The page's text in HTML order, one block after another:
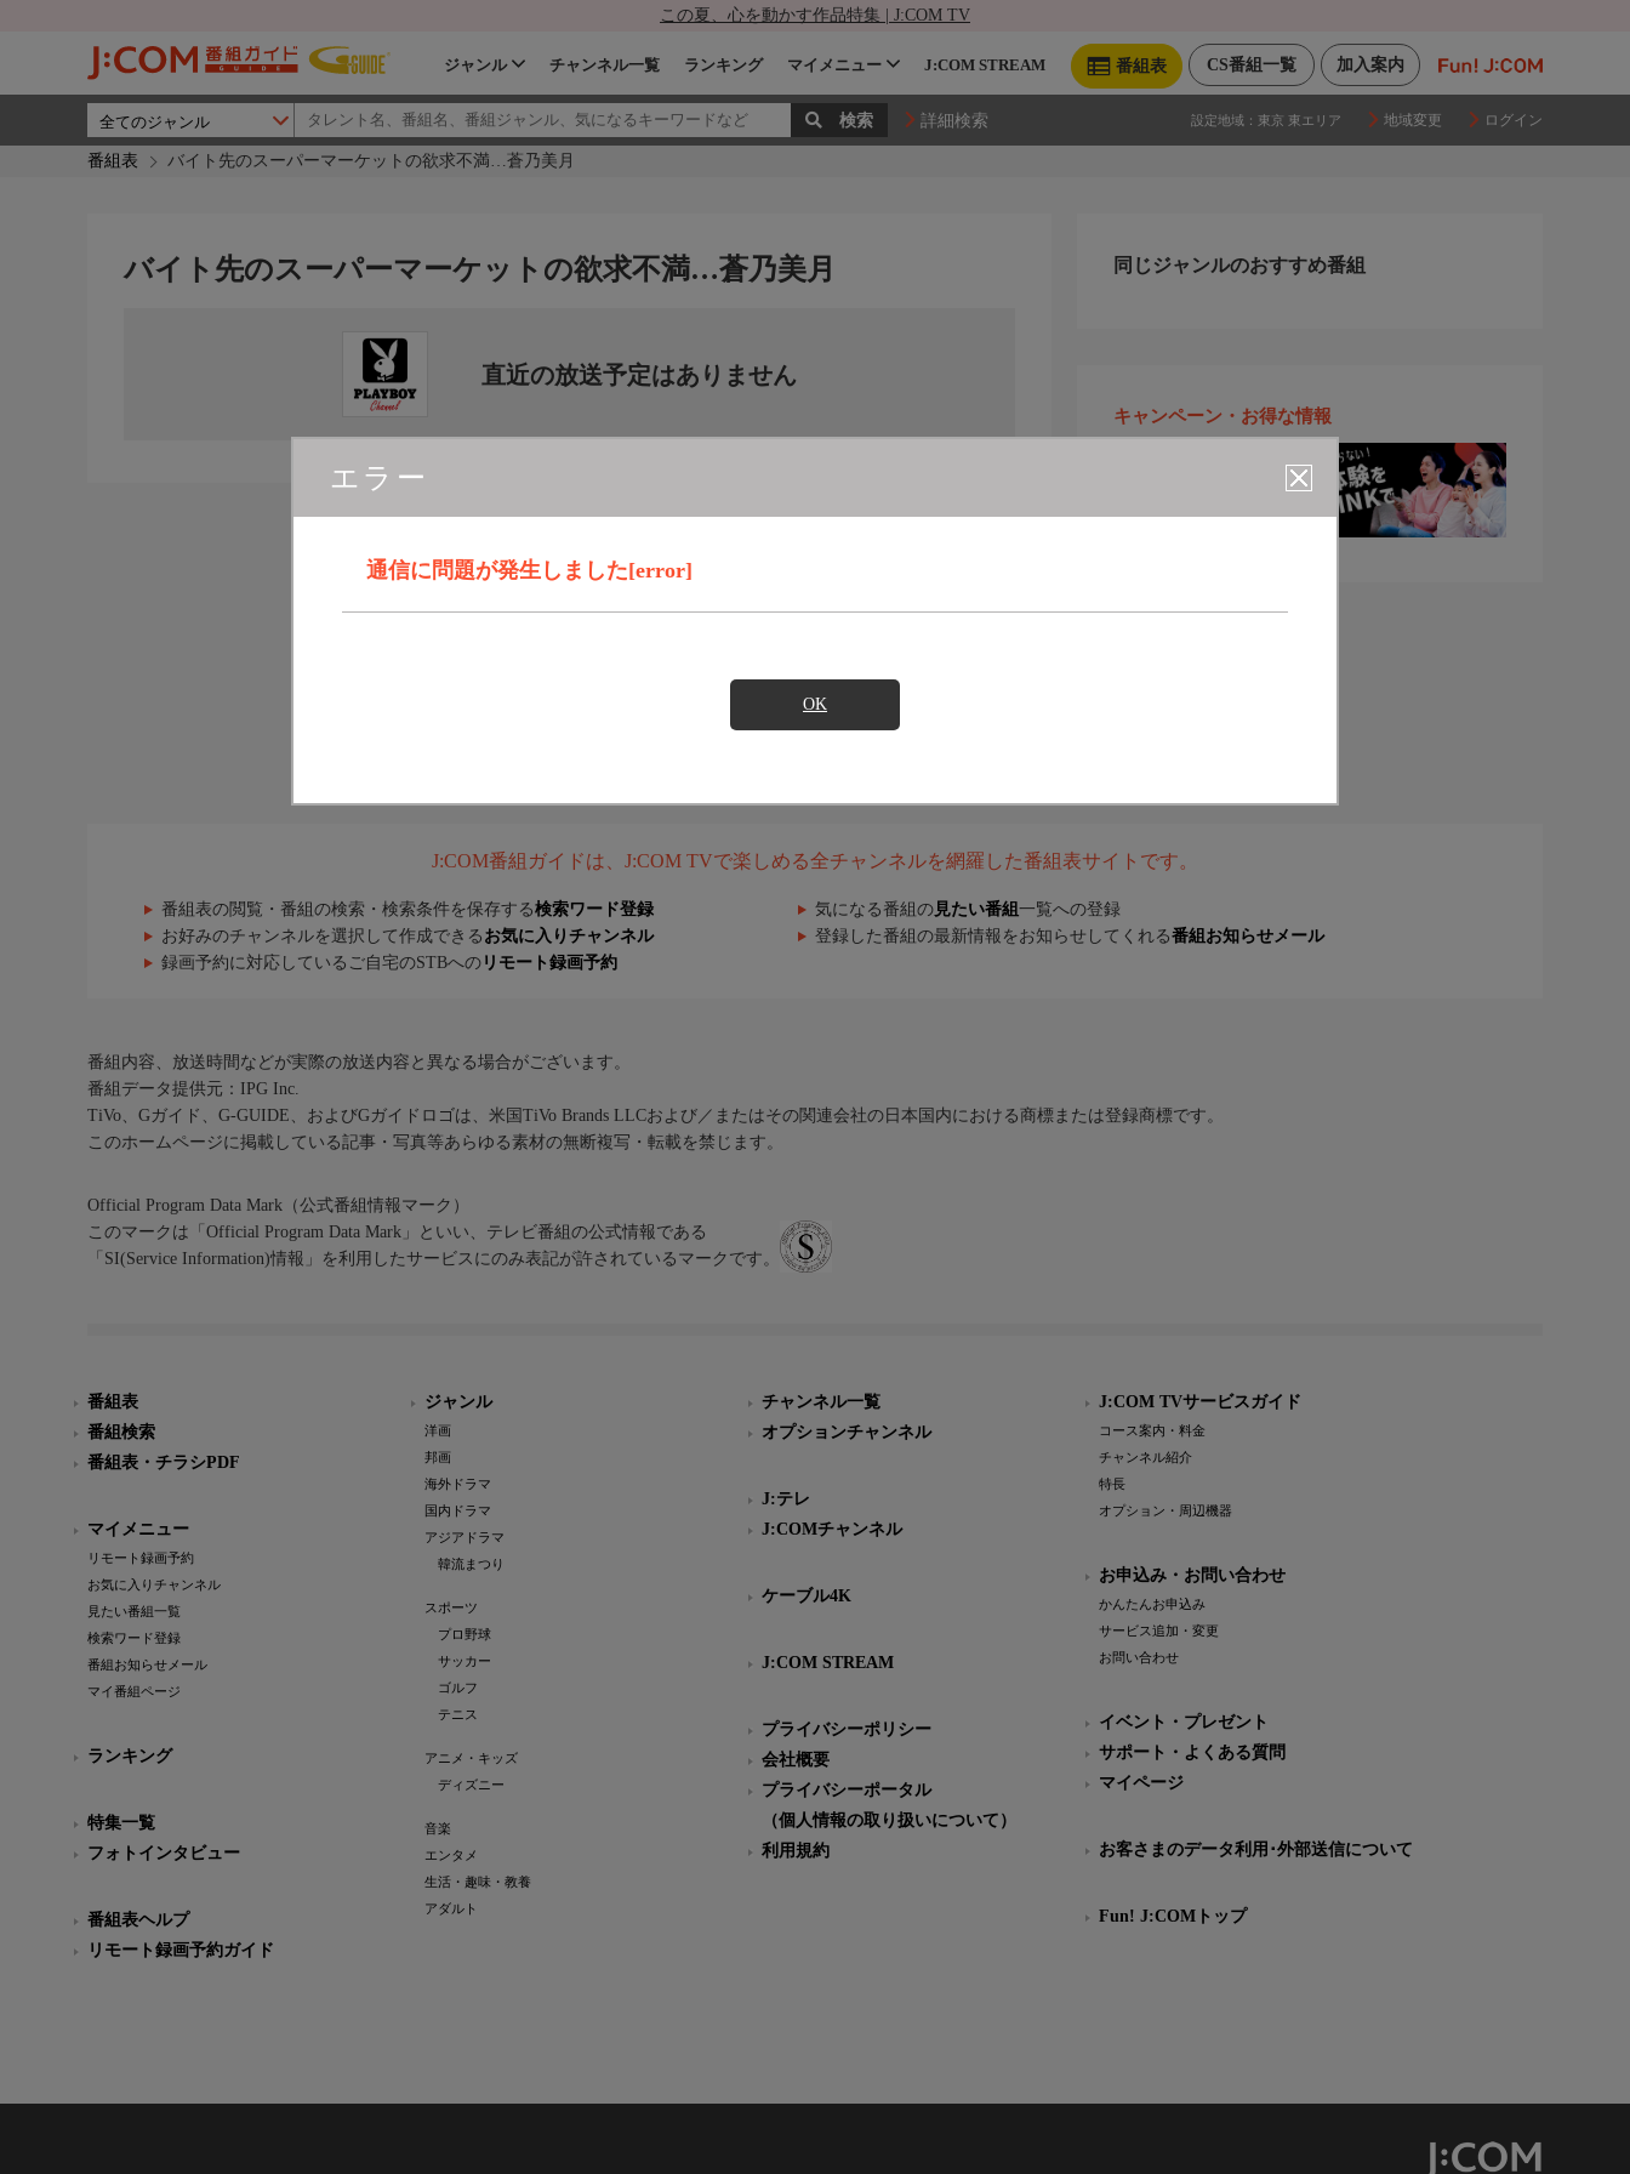
この夏、心を動かす作品特集 | J:COM TV
加入案内
CS番組一覧
番組表
ジャンル チャンネル一覧 ランキング マイメニュー J:COM STREAM
詳細検索 設定地域： 東京 東エリア 地域変更 ログイン
番組表 バイト先のスーパーマーケットの欲求不満…蒼乃美月
エラー
通信に問題が発生しました[error]
OK
バイト先のスーパーマーケットの欲求不満…蒼乃美月
直近の放送予定はありません
同じジャンルのおすすめ番組
キャンペーン・お得な情報
J:COM番組ガイドは、J:COM TVで楽しめる全チャンネルを網羅した番組表サイトです。
番組表の閲覧・番組の検索・検索条件を保存する検索ワード登録 気になる番組の 見たい番組 一覧への登録
お好みのチャンネルを選択して作成できる お気に入りチャンネル 登録した番組の最新情報をお知らせしてくれる番組お知らせメール
録画予約に対応しているご自宅のSTBへの リモート録画予約
番組内容、放送時間などが実際の放送内容と異なる場合がございます。
番組データ提供元：IPG Inc.
TiVo、Gガイド、G-GUIDE、およびGガイドロゴは、米国TiVo Brands LLCおよび／またはその関連会社の日本国内における商標または登録商標です。
このホームページに掲載している記事・写真等あらゆる素材の無断複写・転載を禁じます。
Official Program Data Mark（公式番組情報マーク）
このマークは「Official Program Data Mark」といい、テレビ番組の公式情報である
「SI(Service Information)情報」を利用したサービスにのみ表記が許されているマークです。
番組表
番組検索
番組表・チラシPDF
マイメニュー
リモート録画予約
お気に入りチャンネル
見たい番組一覧
検索ワード登録
番組お知らせメール
マイ番組ページ
ランキング
特集一覧
フォトインタビュー
番組表ヘルプ
リモート録画予約ガイド
ジャンル
洋画
邦画
海外ドラマ
国内ドラマ
アジアドラマ
韓流まつり
スポーツ
プロ野球
サッカー
ゴルフ
テニス
アニメ・キッズ
ディズニー
音楽
エンタメ
生活・趣味・教養
アダルト
チャンネル一覧
オプションチャンネル
J:テレ
J:COMチャンネル
ケーブル4K
J:COM STREAM
プライバシーポリシー
会社概要
プライバシーポータル
（個人情報の取り扱いについて）
利用規約
J:COM TVサービスガイド
コース案内・料金
チャンネル紹介
特長
オプション・周辺機器
お申込み・お問い合わせ
かんたんお申込み
サービス追加・変更
お問い合わせ
イベント・プレゼント
サポート・よくある質問
マイページ
お客さまのデータ利用･外部送信について
Fun! J:COMトップ